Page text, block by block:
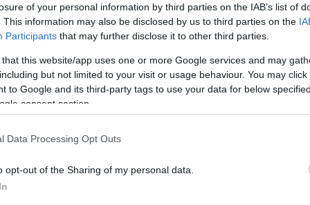
of your personal information by third parties on the IAB’s list of
This information may also be disclosed by us to third parties on the
Participants that may further disclose it to other third parties.
that this website/app uses one or more Google services and may
but not limited to your visit or usage behaviour. You may
to Google and its third-party tags to use your data for below
consent section.
Data Processing Opt Outs
opt-out of the Sharing of my personal data.
Το μενού ήταν κλασικό: παϊδάκια,
ελληνικούς μεζέδες.
ηθοποιοί ήταν ιδιαίτερα ευδιάθετοι,
δίστασαν να ποζάρουν με θαυμαστές οι